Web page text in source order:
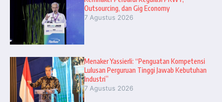
Outsourcing, dan Gig Economy
7 Agustus 2026
Menaker Yassierli: “Penguatan Kompetensi
Lulusan Perguruan Tinggi Jawab Kebutuhan
Industri”
7 Agustus 2026